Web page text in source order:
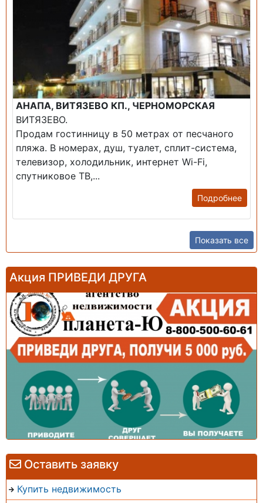
Оставить заявку
Купить недвижимость
АНАПА, ВИТЯЗЕВО КП., ЧЕРНОМОРСКАЯ
ВИТЯЗЕВО.
Продам гостинницу в 50 метрах от песчаного
пляжа. В номерах, душ, туалет, сплит-система,
телевизор, холодильник, интернет Wi-Fi,
спутниковое ТВ,...
Подробнее
Показать все
Акция ПРИВЕДИ ДРУГА